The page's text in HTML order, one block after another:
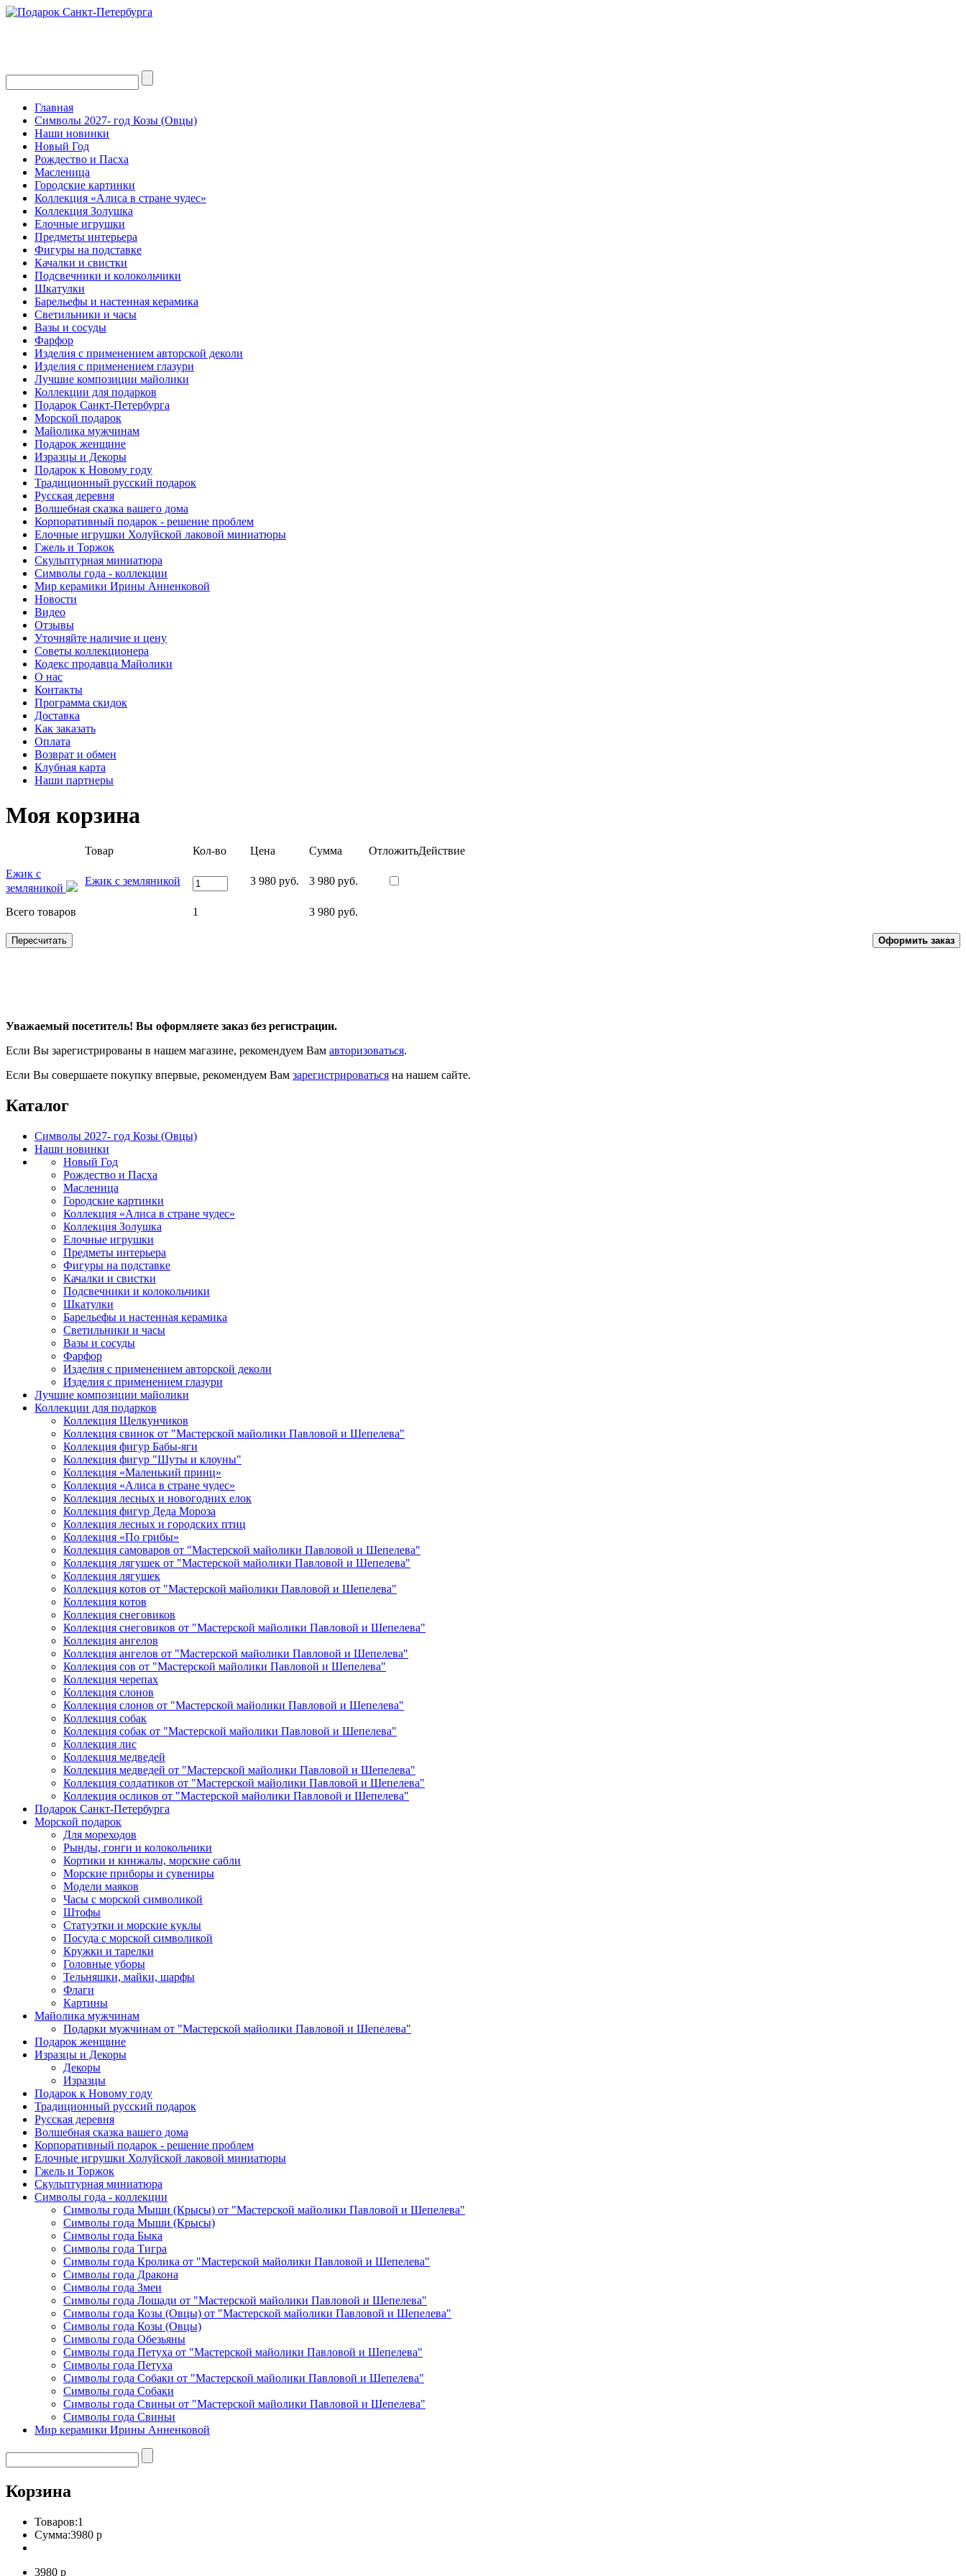
Главная
Символы 2027- год Козы (Овцы)
Наши новинки
Новый Год
Рождество и Пасха
Масленица
Городские картинки
Коллекция «Алиса в стране чудес»
Коллекция Золушка
Елочные игрушки
Предметы интерьера
Фигуры на подставке
Качалки и свистки
Подсвечники и колокольчики
Шкатулки
Барельефы и настенная керамика
Светильники и часы
Вазы и сосуды
Фарфор
Изделия с применением авторской деколи
Изделия с применением глазури
Лучшие композиции майолики
Коллекции для подарков
Подарок Санкт-Петербурга
Морской подарок
Майолика мужчинам
Подарок женщине
Изразцы и Декоры
Подарок к Новому году
Традиционный русский подарок
Русская деревня
Волшебная сказка вашего дома
Корпоративный подарок - решение проблем
Елочные игрушки Холуйской лаковой миниатюры
Гжель и Торжок
Скульптурная миниатюра
Символы года - коллекции
Мир керамики Ирины Анненковой
Новости
Видео
Отзывы
Уточняйте наличие и цену
Советы коллекционера
Кодекс продавца Майолики
О нас
Контакты
Программа скидок
Доставка
Как заказать
Оплата
Возврат и обмен
Клубная карта
Наши партнеры
Моя корзина
Товар Кол-во Цена Сумма ОтложитьДействие
Ежик с
земляникой
Ежик с земляникой 3 980 руб. 3 980 руб.
Всего товаров 1 3 980 руб.
Уважаемый посетитель! Вы оформляете заказ без регистрации.
Если Вы зарегистрированы в нашем магазине, рекомендуем Вам авторизоваться.
Если Вы совершаете покупку впервые, рекомендуем Вам зарегистрироваться на нашем сайте.
Каталог
Символы 2027- год Козы (Овцы)
Наши новинки
Новый Год
Рождество и Пасха
Масленица
Городские картинки
Коллекция «Алиса в стране чудес»
Коллекция Золушка
Елочные игрушки
Предметы интерьера
Фигуры на подставке
Качалки и свистки
Подсвечники и колокольчики
Шкатулки
Барельефы и настенная керамика
Светильники и часы
Вазы и сосуды
Фарфор
Изделия с применением авторской деколи
Изделия с применением глазури
Лучшие композиции майолики
Коллекции для подарков
Коллекция Щелкунчиков
Коллекция свинок от "Мастерской майолики Павловой и Шепелева"
Коллекция фигур Бабы-яги
Коллекция фигур "Шуты и клоуны"
Коллекция «Маленький принц»
Коллекция «Алиса в стране чудес»
Коллекция лесных и новогодних елок
Коллекция фигур Деда Мороза
Коллекция лесных и городских птиц
Коллекция «По грибы»
Коллекция самоваров от "Мастерской майолики Павловой и Шепелева"
Коллекция лягушек от "Мастерской майолики Павловой и Шепелева"
Коллекция лягушек
Коллекция котов от "Мастерской майолики Павловой и Шепелева"
Коллекция котов
Коллекция снеговиков
Коллекция снеговиков от "Мастерской майолики Павловой и Шепелева"
Коллекция ангелов
Коллекция ангелов от "Мастерской майолики Павловой и Шепелева"
Коллекция сов от "Мастерской майолики Павловой и Шепелева"
Коллекция черепах
Коллекция слонов
Коллекция слонов от "Мастерской майолики Павловой и Шепелева"
Коллекция собак
Коллекция собак от "Мастерской майолики Павловой и Шепелева"
Коллекция лис
Коллекция медведей
Коллекция медведей от "Мастерской майолики Павловой и Шепелева"
Коллекция солдатиков от "Мастерской майолики Павловой и Шепелева"
Коллекция осликов от "Мастерской майолики Павловой и Шепелева"
Подарок Санкт-Петербурга
Морской подарок
Для мореходов
Рынды, гонги и колокольчики
Кортики и кинжалы, морские сабли
Морские приборы и сувениры
Модели маяков
Часы с морской символикой
Штофы
Статуэтки и морские куклы
Посуда с морской символикой
Кружки и тарелки
Головные уборы
Тельняшки, майки, шарфы
Флаги
Картины
Майолика мужчинам
Подарки мужчинам от "Мастерской майолики Павловой и Шепелева"
Подарок женщине
Изразцы и Декоры
Декоры
Изразцы
Подарок к Новому году
Традиционный русский подарок
Русская деревня
Волшебная сказка вашего дома
Корпоративный подарок - решение проблем
Елочные игрушки Холуйской лаковой миниатюры
Гжель и Торжок
Скульптурная миниатюра
Символы года - коллекции
Символы года Мыши (Крысы) от "Мастерской майолики Павловой и Шепелева"
Символы года Мыши (Крысы)
Символы года Быка
Символы года Тигра
Символы года Кролика от "Мастерской майолики Павловой и Шепелева"
Символы года Дракона
Символы года Змеи
Символы года Лошади от "Мастерской майолики Павловой и Шепелева"
Символы года Козы (Овцы) от "Мастерской майолики Павловой и Шепелева"
Символы года Козы (Овцы)
Символы года Обезьяны
Символы года Петуха от "Мастерской майолики Павловой и Шепелева"
Символы года Петуха
Символы года Собаки от "Мастерской майолики Павловой и Шепелева"
Символы года Собаки
Символы года Свиньи от "Мастерской майолики Павловой и Шепелева"
Символы года Свиньи
Мир керамики Ирины Анненковой
Корзина
Товаров:1
Сумма:3980 р
3980 р